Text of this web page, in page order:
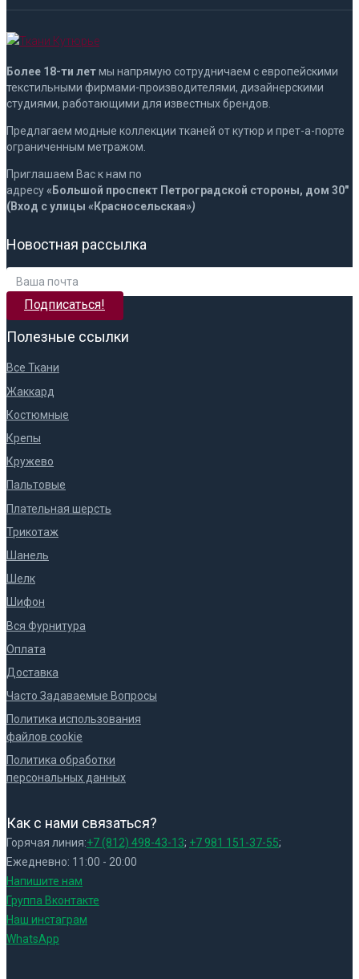
Более 18-ти летмы напрямую сотрудничаем с европейскими
текстильными фирмами-производителями, дизайнерскими
студиями, работающими для известных брендов.
Предлагаем модные коллекции тканей от кутюр и прет-а-порте
ограниченным метражом.
Приглашаем Вас к нам по
адресу«Большой проспект Петроградской стороны, дом 30″
(Вход с улицы «Красносельская»)
Новостная рассылка
Подписаться!
Полезные ссылки
Все Ткани
Жаккард
Костюмные
Крепы
Кружево
Пальтовые
Плательная шерсть
Трикотаж
Шанель
Шелк
Шифон
Вся Фурнитура
Оплата
Доставка
Часто Задаваемые Вопросы
Политика использования
файлов cookie
Политика обработки
персональных данных
Как с нами связаться?
Горячая линия:+7 (812) 498-43-13; +7 981 151-37-55;
Ежедневно: 11:00 - 20:00
Напишите нам
Группа Вконтакте
Наш инстаграм
WhatsApp